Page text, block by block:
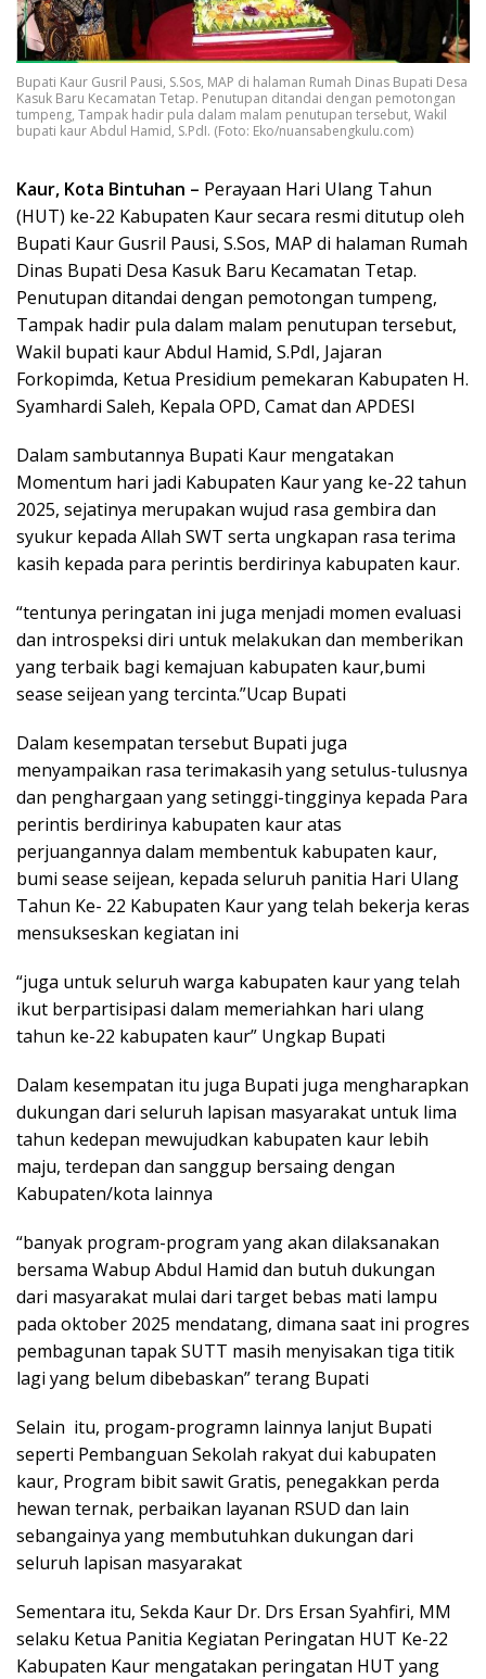
Bupati Kaur Gusril Pausi, S.Sos, MAP di halaman Rumah Dinas Bupati Desa
Kasuk Baru Kecamatan Tetap. Penutupan ditandai dengan pemotongan
tumpeng, Tampak hadir pula dalam malam penutupan tersebut, Wakil
bupati kaur Abdul Hamid, S.PdI. (Foto: Eko/nuansabengkulu.com)
Kaur, Kota Bintuhan – Perayaan Hari Ulang Tahun
(HUT) ke-22 Kabupaten Kaur secara resmi ditutup oleh
Bupati Kaur Gusril Pausi, S.Sos, MAP di halaman Rumah
Dinas Bupati Desa Kasuk Baru Kecamatan Tetap.
Penutupan ditandai dengan pemotongan tumpeng,
Tampak hadir pula dalam malam penutupan tersebut,
Wakil bupati kaur Abdul Hamid, S.PdI, Jajaran
Forkopimda, Ketua Presidium pemekaran Kabupaten H.
Syamhardi Saleh, Kepala OPD, Camat dan APDESI
Dalam sambutannya Bupati Kaur mengatakan
Momentum hari jadi Kabupaten Kaur yang ke-22 tahun
2025, sejatinya merupakan wujud rasa gembira dan
syukur kepada Allah SWT serta ungkapan rasa terima
kasih kepada para perintis berdirinya kabupaten kaur.
“tentunya peringatan ini juga menjadi momen evaluasi
dan introspeksi diri untuk melakukan dan memberikan
yang terbaik bagi kemajuan kabupaten kaur,bumi
sease seijean yang tercinta.”Ucap Bupati
Dalam kesempatan tersebut Bupati juga
menyampaikan rasa terimakasih yang setulus-tulusnya
dan penghargaan yang setinggi-tingginya kepada Para
perintis berdirinya kabupaten kaur atas
perjuangannya dalam membentuk kabupaten kaur,
bumi sease seijean, kepada seluruh panitia Hari Ulang
Tahun Ke- 22 Kabupaten Kaur yang telah bekerja keras
mensukseskan kegiatan ini
“juga untuk seluruh warga kabupaten kaur yang telah
ikut berpartisipasi dalam memeriahkan hari ulang
tahun ke-22 kabupaten kaur” Ungkap Bupati
Dalam kesempatan itu juga Bupati juga mengharapkan
dukungan dari seluruh lapisan masyarakat untuk lima
tahun kedepan mewujudkan kabupaten kaur lebih
maju, terdepan dan sanggup bersaing dengan
Kabupaten/kota lainnya
“banyak program-program yang akan dilaksanakan
bersama Wabup Abdul Hamid dan butuh dukungan
dari masyarakat mulai dari target bebas mati lampu
pada oktober 2025 mendatang, dimana saat ini progres
pembagunan tapak SUTT masih menyisakan tiga titik
lagi yang belum dibebaskan” terang Bupati
Selain itu, progam-programn lainnya lanjut Bupati
seperti Pembanguan Sekolah rakyat dui kabupaten
kaur, Program bibit sawit Gratis, penegakkan perda
hewan ternak, perbaikan layanan RSUD dan lain
sebangainya yang membutuhkan dukungan dari
seluruh lapisan masyarakat
Sementara itu, Sekda Kaur Dr. Drs Ersan Syahfiri, MM
selaku Ketua Panitia Kegiatan Peringatan HUT Ke-22
Kabupaten Kaur mengatakan peringatan HUT yang